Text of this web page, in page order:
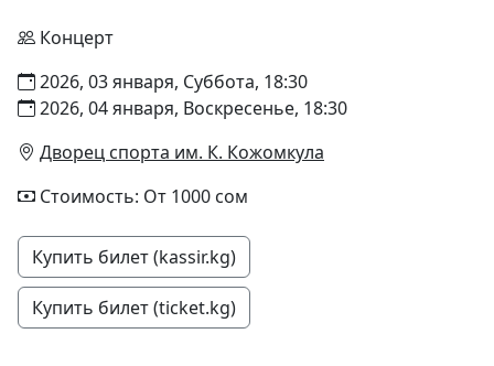
Концерт
2026, 03 января, Суббота, 18:30
2026, 04 января, Воскресенье, 18:30
Дворец спорта им. К. Кожомкула
Стоимость: От 1000 сом
Купить билет (kassir.kg)
Купить билет (ticket.kg)